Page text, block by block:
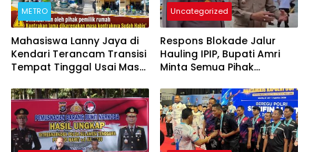
METRO
Mahasiswa Lanny Jaya di
Kendari Terancam Transisi
Tempat Tinggal Usai Masa
Uncategorized
Respons Blokade Jalur
Hauling IPIP, Bupati Amri
Minta Semua Pihak
Kepastian Hukum